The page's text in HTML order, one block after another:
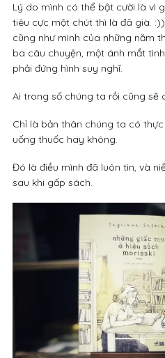
Lý do mình có thể bật cười là vì
tiêu cực một chút thì là đã già.
cũng như mình của những năm
ba câu chuyện, một ánh mắt
phải đứng hình suy nghĩ.
Ai trong số chúng ta rồi cũng sẽ
Chỉ là bản thân chúng ta có
uống thuốc hay không.
Đó là điều mình đã luôn tin, và
sau khi gấp sách.